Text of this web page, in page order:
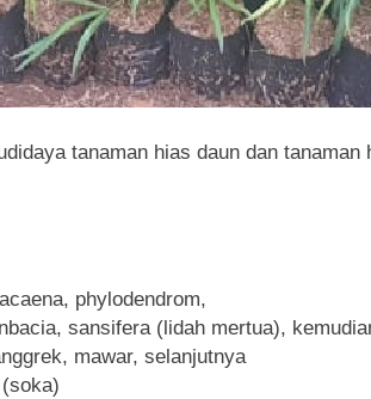
tanaman hias daun dan
phylodendrom,
sansifera (lidah mertua),
mawar, selanjutnya